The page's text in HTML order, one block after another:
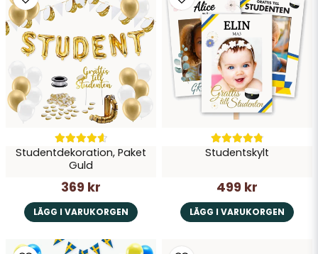
Studentdekoration, Paket
Guld
369 kr
LÄGG I VARUKORGEN
Studentskylt
499 kr
LÄGG I VARUKORGEN